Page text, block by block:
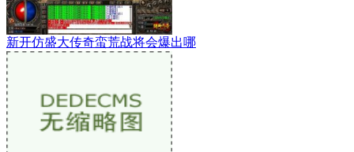
新开仿盛大传奇蛮荒战将会爆出哪